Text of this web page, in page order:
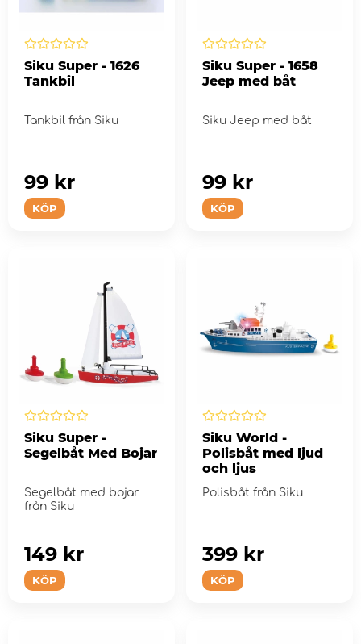
Siku Super - 1626
Tankbil
Tankbil från Siku
KÖP
99 kr
Siku Super - 1658
Jeep med båt
Siku Jeep med båt
KÖP
99 kr
Siku Super -
Segelbåt Med Bojar
Segelbåt med bojar
från Siku
KÖP
149 kr
Siku World -
Polisbåt med ljud
och ljus
Polisbåt från Siku
KÖP
399 kr